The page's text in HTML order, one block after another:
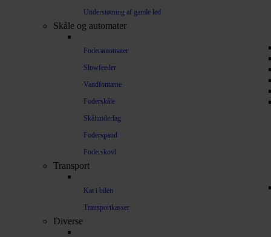
Understøtning af gamle led
Skåle og automater
Foderautomater
Slowfeeder
Vandfontæne
Foderskåle
Skålunderlag
Foderspand
Foderskovl
Transport
Kat i bilen
Transportkasser
Diverse